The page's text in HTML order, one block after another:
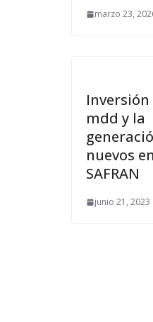
marzo 23,
Inversión
mdd y la
nuevos
SAFRAN
junio 21, 2023